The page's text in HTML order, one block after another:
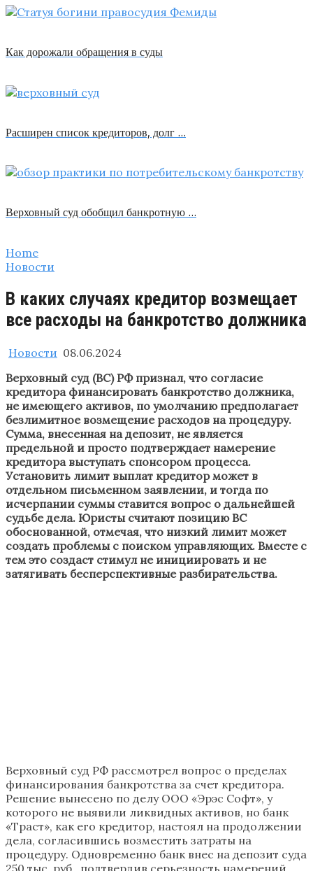
Как дорожали обращения в суды
Расширен список кредиторов, долг …
Верховный суд обобщил банкротную …
Home
Новости
В каких случаях кредитор возмещает
все расходы на банкротство должника
Новости 08.06.2024
Верховный суд (ВС) РФ признал, что согласие
кредитора финансировать банкротство должника,
не имеющего активов, по умолчанию предполагает
безлимитное возмещение расходов на процедуру.
Сумма, внесенная на депозит, не является
предельной и просто подтверждает намерение
кредитора выступать спонсором процесса.
Установить лимит выплат кредитор может в
отдельном письменном заявлении, и тогда по
исчерпании суммы ставится вопрос о дальнейшей
судьбе дела. Юристы считают позицию ВС
обоснованной, отмечая, что низкий лимит может
создать проблемы с поиском управляющих. Вместе с
тем это создаст стимул не инициировать и не
затягивать бесперспективные разбирательства.
Верховный суд РФ рассмотрел вопрос о пределах
финансирования банкротства за счет кредитора.
Решение вынесено по делу ООО «Эрэс Софт», у
которого не выявили ликвидных активов, но банк
«Траст», как его кредитор, настоял на продолжении
дела, согласившись возместить затраты на
процедуру. Одновременно банк внес на депозит суда
250 тыс. руб., подтвердив серьезность намерений.